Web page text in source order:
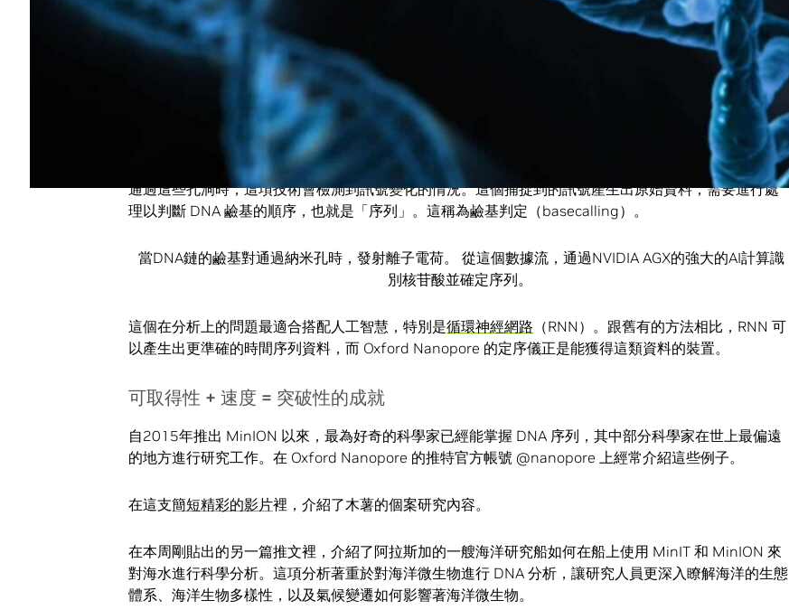
心。」Oxford Nanopore 執行長 Gordon Sanghera 說。
現已有多個科學領域的科學家使用 MinIT，許多科學家致力於發展醫療保健方面的用途，像是快速辨識
傳染病、癌症或其它疾病。其他人則是專注於植物或環境科學上，甚至將這項技術用於教學。
用於鹼基判定的人工智慧技術
Nanopore 的定序技術測量通過奈米大小的孔洞、稱為「奈米孔」（nanopore）的微小離子電流。DNA
通過這些孔洞時，這項技術會檢測到訊號變化的情況。這個捕捉到的訊號產生出原始資料，需要進行處
理以判斷 DNA 鹼基的順序，也就是「序列」。這稱為鹼基判定（basecalling）。
當DNA鏈的鹼基對通過納米孔時，發射離子電荷。 從這個數據流，通過NVIDIA AGX的強大的AI計算識
別核苷酸並確定序列。
這個在分析上的問題最適合搭配人工智慧，特別是循環神經網路 （RNN）。跟舊有的方法相比，RNN 可
以產生出更準確的時間序列資料，而 Oxford Nanopore 的定序儀正是能獲得這類資料的裝置。
可取得性 + 速度 = 突破性的成就
自2015年推出 MinION 以來，最為好奇的科學家已經能掌握 DNA 序列，其中部分科學家在世上最偏遠
的地方進行研究工作。在 Oxford Nanopore 的推特官方帳號 @nanopore 上經常介紹這些例子。
在這支簡短精彩的影片裡，介紹了木薯的個案研究內容。
在本周剛貼出的另一篇推文裡，介紹了阿拉斯加的一艘海洋研究船如何在船上使用 MinIT 和 MinION 來
對海水進行科學分析。這項分析著重於對海洋微生物進行 DNA 分析，讓研究人員更深入瞭解海洋的生態
體系、海洋生物多樣性，以及氣候變遷如何影響著海洋微生物。